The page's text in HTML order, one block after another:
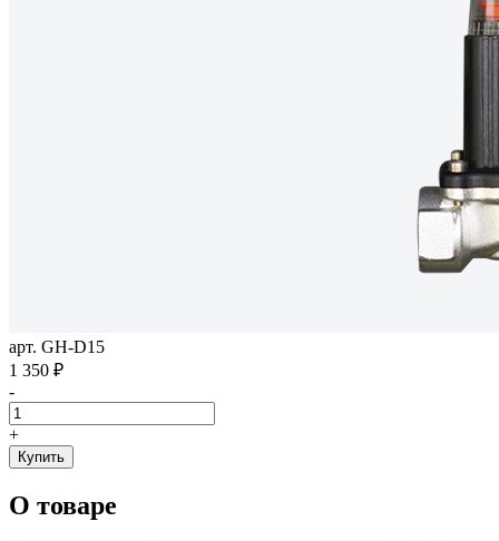
арт. GH-D15
1 350 ₽
-
+
Купить
О товаре